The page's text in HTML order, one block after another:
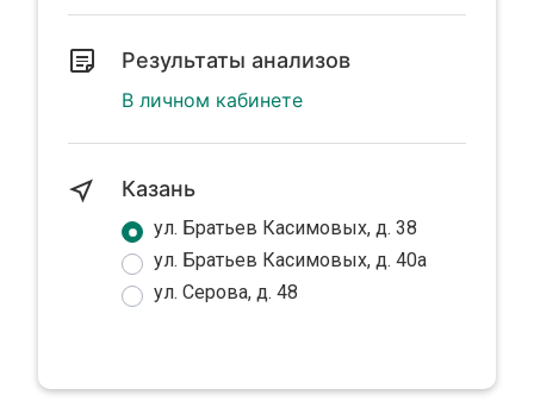
Результаты анализов
В личном кабинете
Казань
ул. Братьев Касимовых, д. 38
ул. Братьев Касимовых, д. 40а
ул. Серова, д. 48